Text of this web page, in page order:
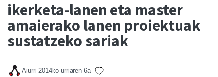
ikerketa-lanen eta master
amaierako lanen proiektuak
sustatzeko sariak
Aiurri 2014ko urriaren 6a